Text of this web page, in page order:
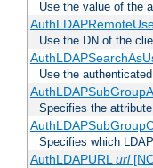
Use the value of the
Use the DN of the
Use the
Specifies the
Specifies which
AuthLDAPURLurl